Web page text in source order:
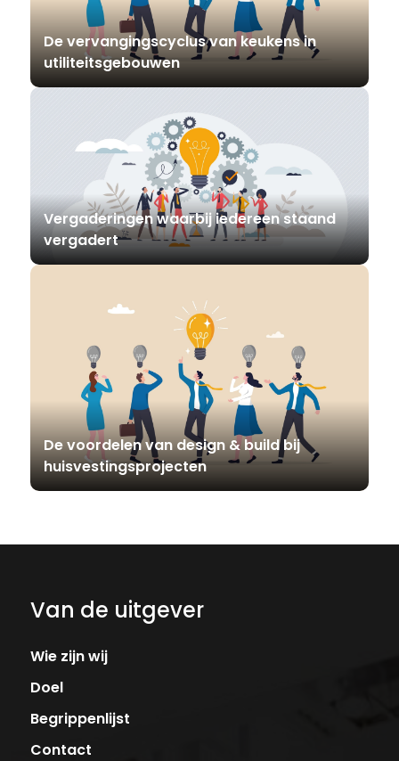
De vervangingscyclus van keukens in
utiliteitsgebouwen
Vergaderingen waarbij iedereen staand
vergadert
De voordelen van design & build bij
huisvestingsprojecten
Van de uitgever
Wie zijn wij
Doel
Begrippenlijst
Contact